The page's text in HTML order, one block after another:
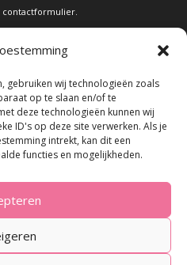
gebruiken wij technologieën zoals
op te slaan en/of te
deze technologieën kunnen wij
ID's op deze site verwerken. Als je
intrekt, kan dit een
functies en mogelijkheden.
contactformulier.
zijn eigendom van Mamagisch.
mogen onder geen beding
Wanneer er gebruik
van derden, zal dit